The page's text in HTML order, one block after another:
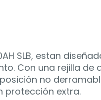
SLB, estan
Con una rejilla
no
protección extra.